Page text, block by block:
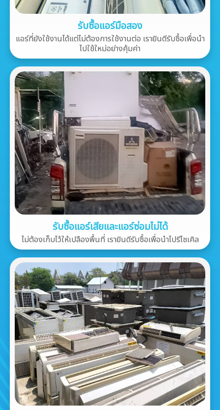
รับซื้อแอร์มือสอง
แอร์ที่ยังใช้งานได้แต่ไม่ต้องการใช้งานต่อ เรายินดีรับซื้อเพื่อนำ
ไปใช้ใหม่อย่างคุ้มค่า
รับซื้อแอร์เสียและแอร์ซ่อมไม่ได้
ไม่ต้องเก็บไว้ให้เปลืองพื้นที่ เรายินดีรับซื้อเพื่อนำไปรีไซเคิล